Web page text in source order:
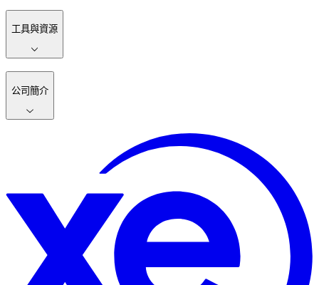
工具與資源
公司簡介